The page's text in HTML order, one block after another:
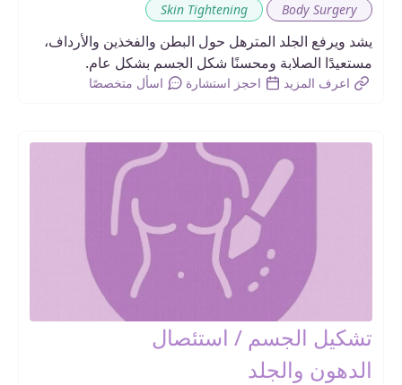
Body Surgery
Skin Tightening
يشد ويرفع الجلد المترهل حول البطن والفخذين والأرداف،
مستعيدًا الصلابة ومحسنًا شكل الجسم بشكل عام.
اعرف المزيد احجز استشارة اسأل متخصصًا
تشكيل الجسم / استئصال
الدهون والجلد